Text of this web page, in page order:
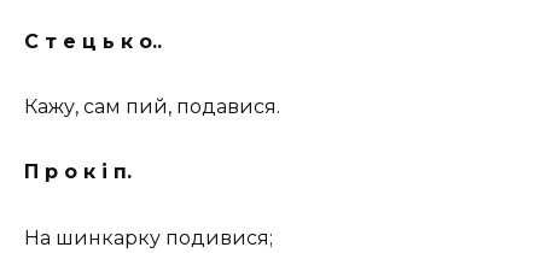
С т е ц ь к о..
Кажу, сам пий, подавися.
П р о к і п.
На шинкарку подивися;